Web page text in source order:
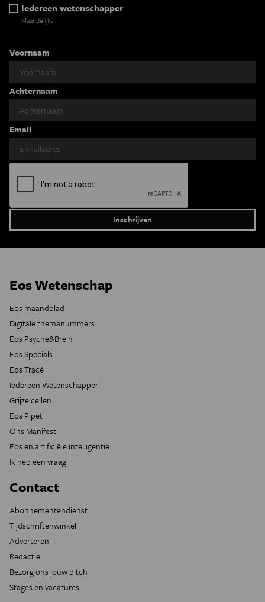
Iedereen wetenschapper
Maandelijks
Voornaam
Achternaam
Email
Eos Wetenschap
Eos maandblad
Digitale themanummers
Eos Psyche&Brein
Eos Specials
Eos Tracé
Iedereen Wetenschapper
Grijze cellen
Eos Pipet
Ons Manifest
Eos en artificiële intelligentie
Ik heb een vraag
Contact
Abonnementendienst
Tijdschriftenwinkel
Adverteren
Redactie
Bezorg ons jouw pitch
Stages en vacatures